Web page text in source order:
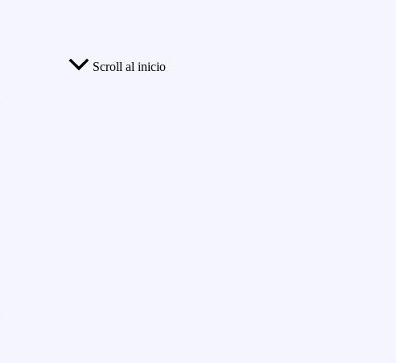
Scroll al inicio